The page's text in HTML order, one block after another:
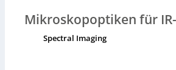
Mikroskopoptiken für
Spectral Imaging